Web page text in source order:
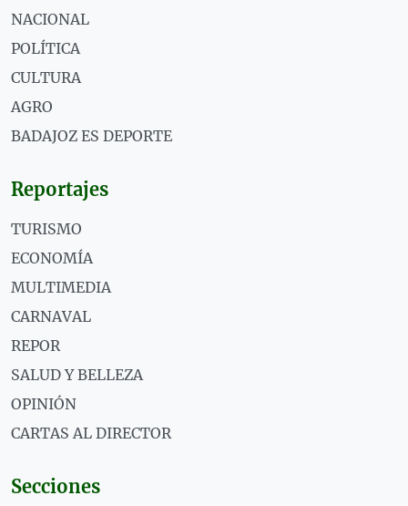
NACIONAL
POLÍTICA
CULTURA
AGRO
BADAJOZ ES DEPORTE
Reportajes
TURISMO
ECONOMÍA
MULTIMEDIA
CARNAVAL
REPOR
SALUD Y BELLEZA
OPINIÓN
CARTAS AL DIRECTOR
Secciones